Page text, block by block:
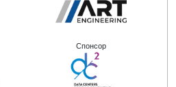
Спонсор